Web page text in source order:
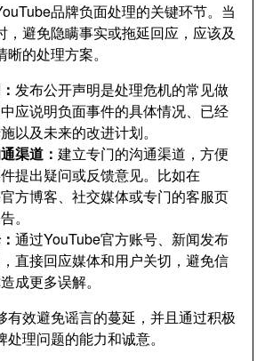
品牌负面处理的关键环节。当
，避免隐瞒事实或拖延回应，应该及
的处理方案。
发布公开声明是处理危机的常见做
应说明负面事件的具体情况、已经
以及未来的改进计划。
渠道：建立专门的沟通渠道，方便
提出疑问或反馈意见。比如在
方博客、社交媒体或专门的客服页
。
通过YouTube官方账号、新闻发布
直接回应媒体和用户关切，避免信
成更多误解。
有效避免谣言的蔓延，并且通过积极
理问题的能力和诚意。